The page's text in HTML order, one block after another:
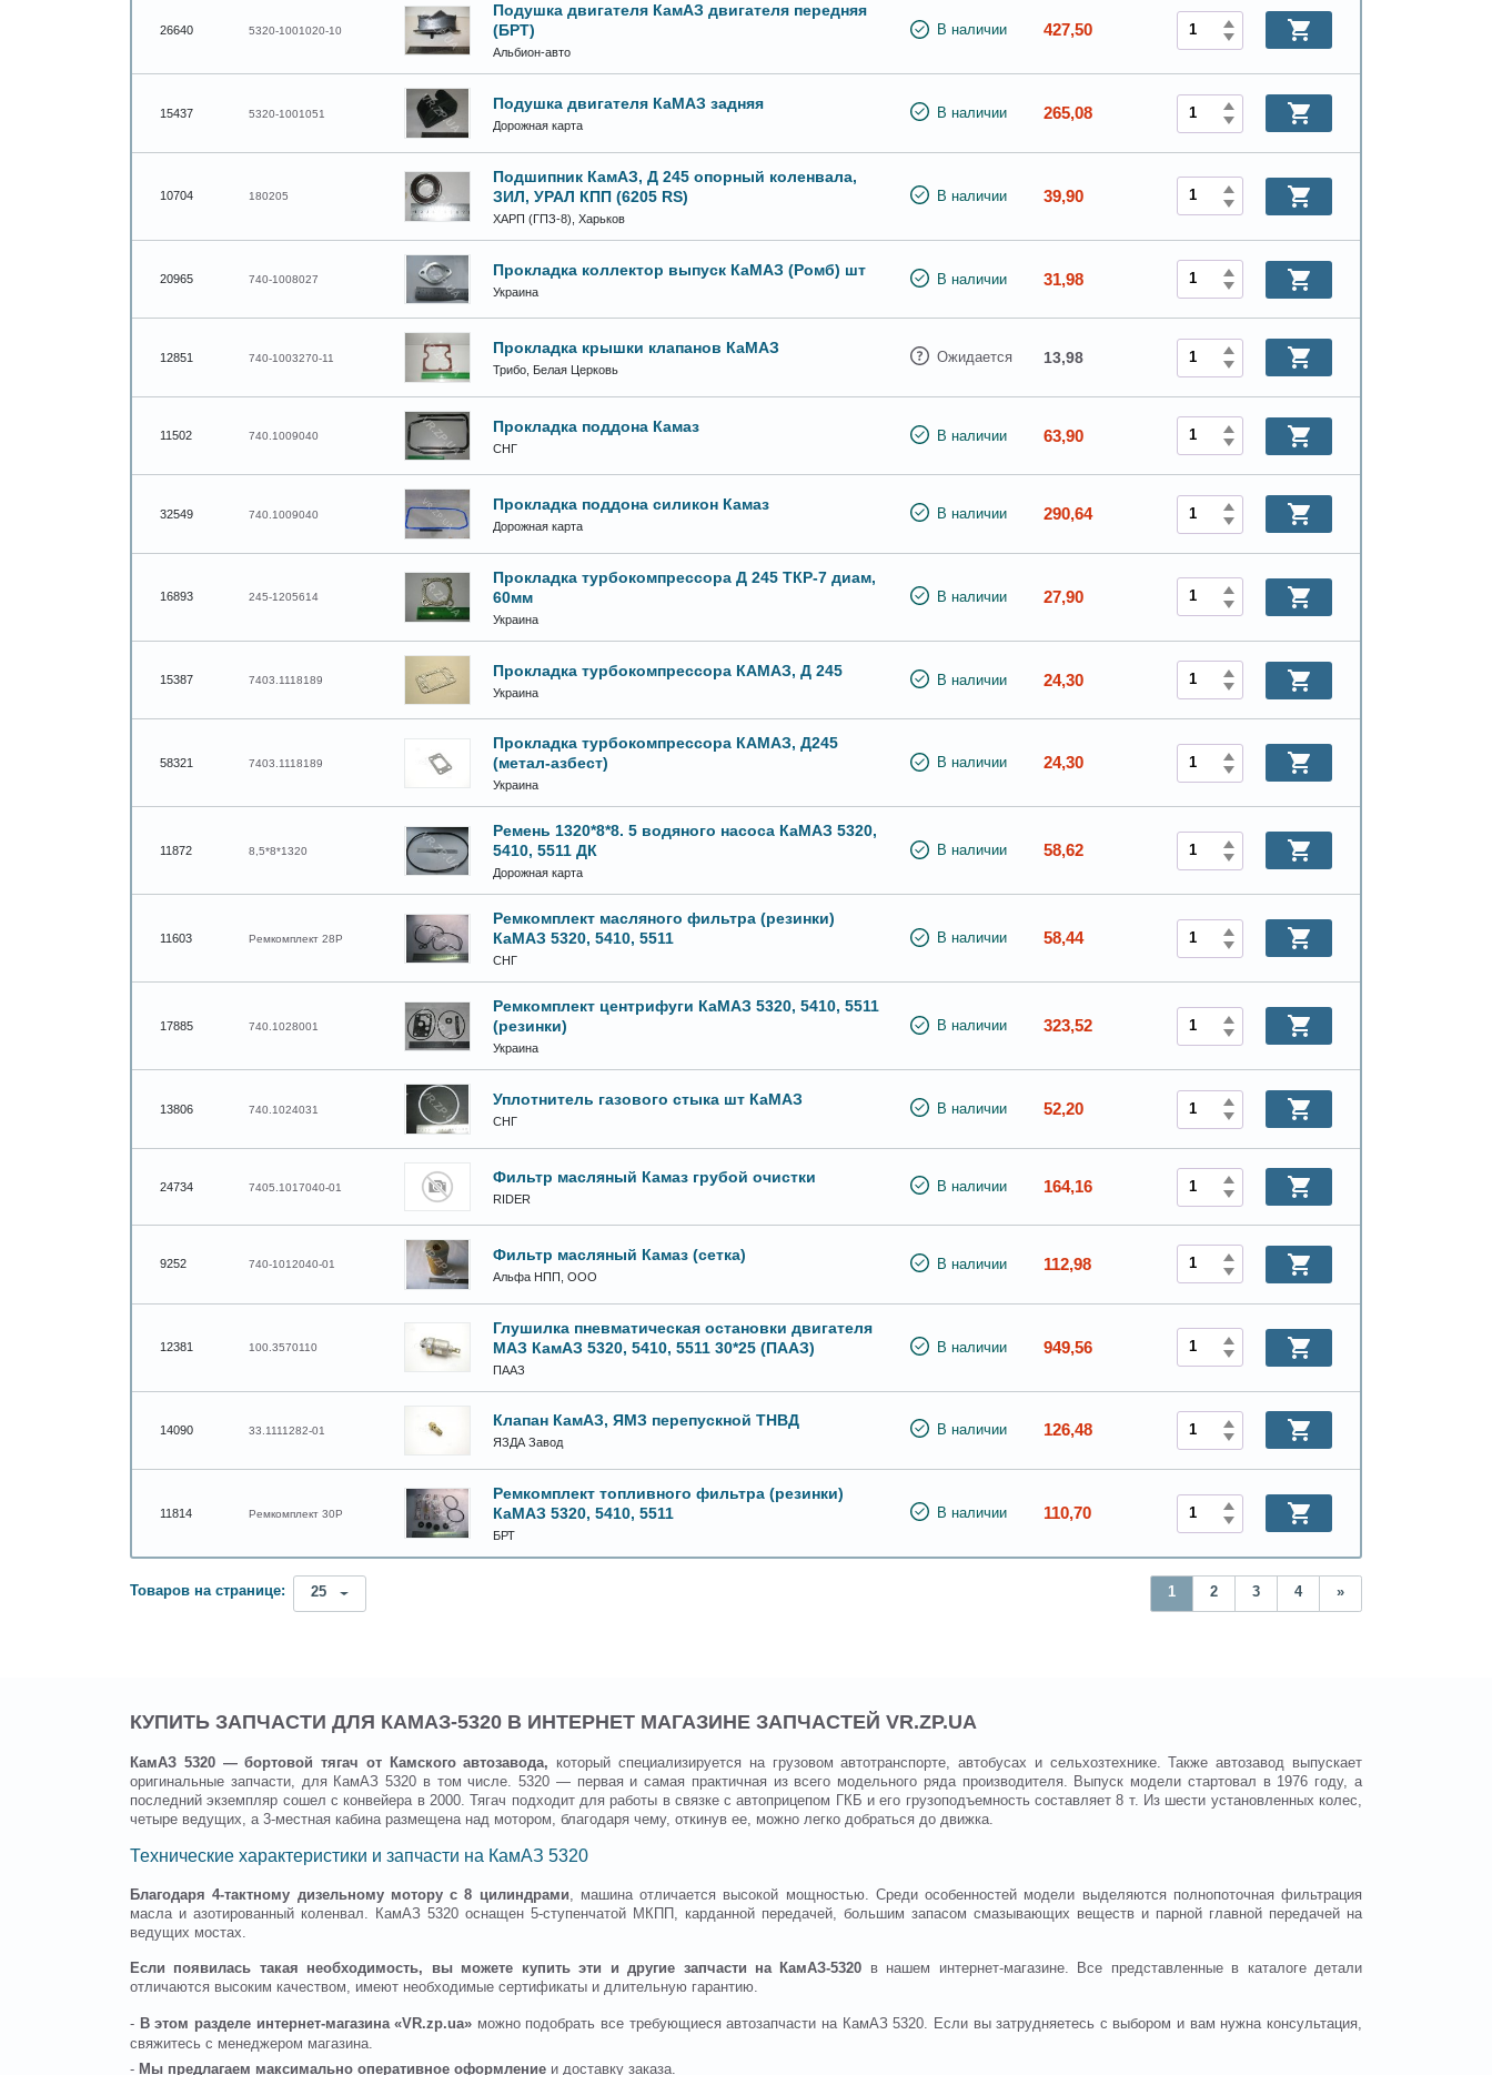
26640 5320-1001020-10
Подушка двигателя КамАЗ двигателя передняя
(БРТ)
Альбион-авто
В наличии 427,50
15437 5320-1001051
Подушка двигателя КаМАЗ задняя
Дорожная карта
В наличии 265,08
10704 180205
Подшипник КамАЗ, Д 245 опорный коленвала,
ЗИЛ, УРАЛ КПП (6205 RS)
ХАРП (ГПЗ-8), Харьков
В наличии 39,90
20965 740-1008027
Прокладка коллектор выпуск КаМАЗ (Ромб) шт
Украина
В наличии 31,98
12851 740-1003270-11
Прокладка крышки клапанов КаМАЗ
Трибо, Белая Церковь
Ожидается 13,98
11502 740.1009040
Прокладка поддона Камаз
СНГ
В наличии 63,90
32549 740.1009040
Прокладка поддона силикон Камаз
Дорожная карта
В наличии 290,64
16893 245-1205614
Прокладка турбокомпрессора Д 245 ТКР-7 диам,
60мм
Украина
В наличии 27,90
15387 7403.1118189
Прокладка турбокомпрессора КАМАЗ, Д 245
Украина
В наличии 24,30
58321 7403.1118189
Прокладка турбокомпрессора КАМАЗ, Д245
(метал-азбест)
Украина
В наличии 24,30
11872 8,5*8*1320
Ремень 1320*8*8. 5 водяного насоса КаМАЗ 5320,
5410, 5511 ДК
Дорожная карта
В наличии 58,62
11603 Ремкомплект 28Р
Ремкомплект масляного фильтра (резинки)
КаМАЗ 5320, 5410, 5511
СНГ
В наличии 58,44
17885 740.1028001
Ремкомплект центрифуги КаМАЗ 5320, 5410, 5511
(резинки)
Украина
В наличии 323,52
13806 740.1024031
Уплотнитель газового стыка шт КаМАЗ
СНГ
В наличии 52,20
24734 7405.1017040-01
Фильтр масляный Камаз грубой очистки
RIDER
В наличии 164,16
9252 740-1012040-01
Фильтр масляный Камаз (сетка)
Альфа НПП, ООО
В наличии 112,98
12381 100.3570110
Глушилка пневматическая остановки двигателя
МАЗ КамАЗ 5320, 5410, 5511 30*25 (ПААЗ)
ПААЗ
В наличии 949,56
14090 33.1111282-01
Клапан КамАЗ, ЯМЗ перепускной ТНВД
ЯЗДА Завод
В наличии 126,48
11814 Ремкомплект 30Р
Ремкомплект топливного фильтра (резинки)
КаМАЗ 5320, 5410, 5511
БРТ
В наличии 110,70
Товаров на странице: 25 1 2 3 4 »
КУПИТЬ ЗАПЧАСТИ ДЛЯ КАМАЗ-5320 В ИНТЕРНЕТ МАГАЗИНЕ ЗАПЧАСТЕЙ VR.ZP.UA
КамАЗ 5320 — бортовой тягач от Камского автозавода,
который специализируется на грузовом автотранспорте, автобусах и сельхозтехнике. Также автозавод выпускает
оригинальные запчасти, для КамАЗ 5320 в том числе. 5320 — первая и самая практичная из всего модельного ряда производителя. Выпуск модели стартовал в 1976 году, а
последний экземпляр сошел с конвейера в 2000. Тягач подходит для работы в связке с автоприцепом ГКБ и его грузоподъемность составляет 8 т. Из шести установленных колес,
четыре ведущих, а 3-местная кабина размещена над мотором, благодаря чему, откинув ее, можно легко добраться до движка.
Технические характеристики и запчасти на КамАЗ 5320
Благодаря 4-тактному дизельному мотору с 8 цилиндрами, машина отличается высокой мощностью. Среди особенностей модели выделяются полнопоточная фильтрация
масла и азотированный коленвал. КамАЗ 5320 оснащен 5-ступенчатой МКПП, карданной передачей, большим запасом смазывающих веществ и парной главной передачей на
ведущих мостах.
Если появилась такая необходимость, вы можете купить эти и другие запчасти на КамАЗ-5320 в нашем интернет-магазине. Все представленные в каталоге детали
отличаются высоким качеством, имеют необходимые сертификаты и длительную гарантию.
- В этом разделе интернет-магазина «VR.zp.ua» можно подобрать все требующиеся автозапчасти на КамАЗ 5320. Если вы затрудняетесь с выбором и вам нужна консультация,
свяжитесь с менеджером магазина.
- Мы предлагаем максимально оперативное оформление и доставку заказа.